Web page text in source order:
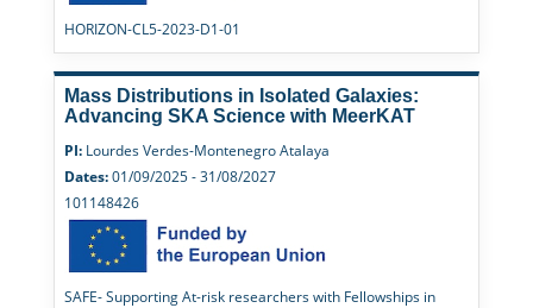
HORIZON-CL5-2023-D1-01
Mass Distributions in Isolated Galaxies:
Advancing SKA Science with MeerKAT
PI:Lourdes Verdes-Montenegro Atalaya
Dates:01/09/2025 - 31/08/2027
101148426
SAFE- Supporting At-risk researchers with Fellowships in